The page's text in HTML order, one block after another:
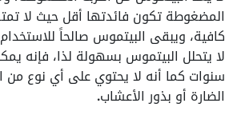
المضغوطة تكون فائدتها أقل حيث لا
كافية، ويبقى البيتموس صالحاً
لا يتحلل البيتموس بسهولة لذا، فإنه
سنوات كما أنه لا يحتوي على أي نوع من
الضارة أو بذور الأعشاب.